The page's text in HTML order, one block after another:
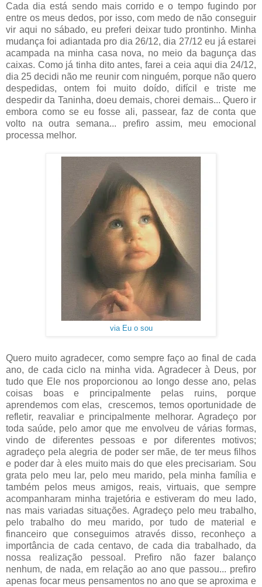
Cada dia está sendo mais corrido e o tempo fugindo por
entre os meus dedos, por isso, com medo de não conseguir
vir aqui no sábado, eu preferi deixar tudo prontinho. Minha
mudança foi adiantada pro dia 26/12, dia 27/12 eu já estarei
acampada na minha casa nova, no meio da bagunça das
caixas. Como já tinha dito antes, farei a ceia aqui dia 24/12,
dia 25 decidi não me reunir com ninguém, porque não quero
despedidas, ontem foi muito doído, difícil e triste me
despedir da Taninha, doeu demais, chorei demais... Quero ir
embora como se eu fosse ali, passear, faz de conta que
volto na outra semana... prefiro assim, meu emocional
processa melhor.
via Eu o sou
Quero muito agradecer, como sempre faço ao final de cada
ano, de cada ciclo na minha vida. Agradecer à Deus, por
tudo que Ele nos proporcionou ao longo desse ano, pelas
coisas boas e principalmente pelas ruins, porque
aprendemos com elas, crescemos, temos oportunidade de
refletir, reavaliar e principalmente melhorar. Agradeço por
toda saúde, pelo amor que me envolveu de várias formas,
vindo de diferentes pessoas e por diferentes motivos;
agradeço pela alegria de poder ser mãe, de ter meus filhos
e poder dar à eles muito mais do que eles precisariam. Sou
grata pelo meu lar, pelo meu marido, pela minha família e
também pelos meus amigos, reais, virtuais, que sempre
acompanharam minha trajetória e estiveram do meu lado,
nas mais variadas situações. Agradeço pelo meu trabalho,
pelo trabalho do meu marido, por tudo de material e
financeiro que conseguimos através disso, reconheço a
importância de cada centavo, de cada dia trabalhado, da
nossa realização pessoal. Prefiro não fazer balanço
nenhum, de nada, em relação ao ano que passou... prefiro
apenas focar meus pensamentos no ano que se aproxima e